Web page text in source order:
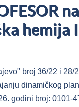
hemija
broj 36/22 i 28/
dinamičkog
godini broj: 0101-